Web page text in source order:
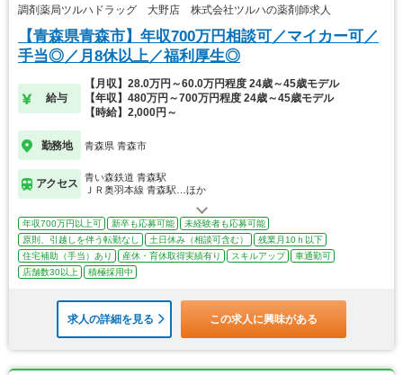
調剤薬局ツルハドラッグ 大野店 株式会社ツルハの薬剤師求人
【青森県青森市】年収700万円相談可／マイカー可／
手当◎／月8休以上／福利厚生◎
給与
【月収】28.0万円～60.0万円程度 24歳～45歳モデル
【年収】480万円～700万円程度 24歳～45歳モデル
【時給】2,000円～
勤務地 青森県 青森市
アクセス
青い森鉄道 青森駅
ＪＲ奥羽本線 青森駅…ほか
年収700万円以上可 新卒も応募可能
未経験者も応募可能
原則、引越しを伴う転勤なし
土日休み（相談可含む）
残業月10ｈ以下
住宅補助（手当）あり
産休・育休取得実績有り スキルアップ
車通勤可
店舗数30以上
積極採用中
求人の詳細を見る この求人に興味がある